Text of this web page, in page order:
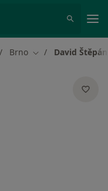
Brno Změna města
David Štěpán